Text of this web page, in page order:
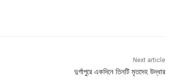
Next article
দুর্গাপুরে একদিনে তিনটি মৃতদেহ উদ্ধার